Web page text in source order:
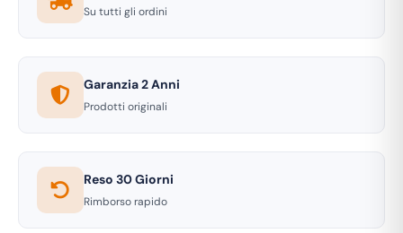
Su tutti gli ordini
Garanzia 2 Anni
Prodotti originali
Reso 30 Giorni
Rimborso rapido